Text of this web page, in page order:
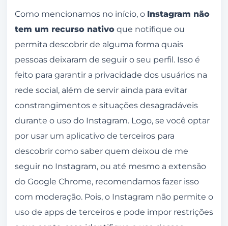
Como mencionamos no início, o Instagram não
tem um recurso nativo que notifique ou
permita descobrir de alguma forma quais
pessoas deixaram de seguir o seu perfil. Isso é
feito para garantir a privacidade dos usuários na
rede social, além de servir ainda para evitar
constrangimentos e situações desagradáveis
durante o uso do Instagram. Logo, se você optar
por usar um aplicativo de terceiros para
descobrir como saber quem deixou de me
seguir no Instagram, ou até mesmo a extensão
do Google Chrome, recomendamos fazer isso
com moderação. Pois, o Instagram não permite o
uso de apps de terceiros e pode impor restrições